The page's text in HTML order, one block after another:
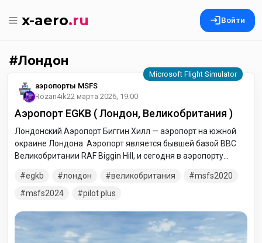
x-aero.ru Войти
Лондон
аэропорты MSFS
Rozan4ik22 марта 2026, 19:00
Аэропорт EGKB ( Лондон, Великобритания )
Лондонский Аэропорт Биггин Хилл — аэропорт на южной
окраине Лондона. Аэропорт является бывшей базой ВВС
Великобритании RAF Biggin Hill, и сегодня в аэропорту
egkb
лондон великобритания
msfs2020
msfs2024
pilot plus